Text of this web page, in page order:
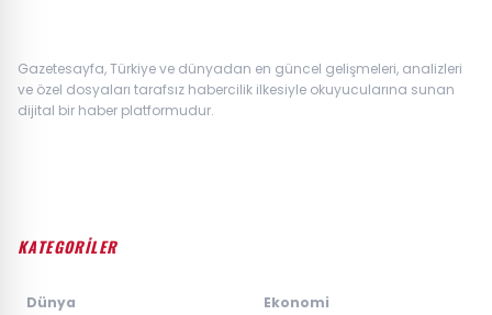
Gazetesayfa, Türkiye ve dünyadan en güncel gelişmeleri, analizleri
ve özel dosyaları tarafsız habercilik ilkesiyle okuyucularına sunan
dijital bir haber platformudur.
KATEGORİLER
Dünya
Ekonomi